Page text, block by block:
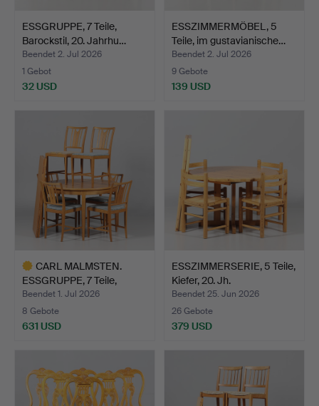
ESSGRUPPE, 7 Teile,
Barockstil, 20. Jahrhu…
Beendet 2. Jul 2026
1 Gebot
32 USD
ESSZIMMERMÖBEL, 5
Teile, im gustavianische…
Beendet 2. Jul 2026
9 Gebote
139 USD
CARL MALMSTEN.
ESSGRUPPE, 7 Teile,
"Ulfåsa…
Beendet 1. Jul 2026
8 Gebote
631 USD
ESSZIMMERSERIE, 5 Teile,
Kiefer, 20. Jh.
Beendet 25. Jun 2026
26 Gebote
379 USD